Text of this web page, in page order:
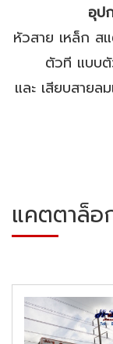
อุป
หัวสาย เหล็ก ส
ตัวที แบบตั
และ เสียบสาย
แคตตาล็อ